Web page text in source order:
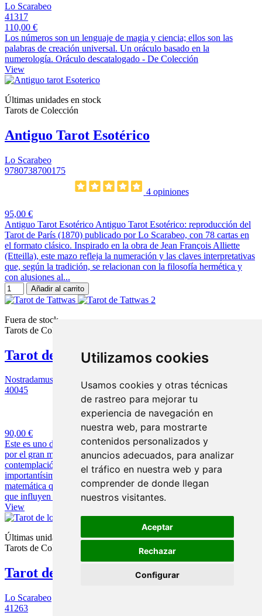
Utilizamos cookies
Usamos cookies y otras técnicas
de rastreo para mejorar tu
experiencia de navegación en
nuestra web, para mostrarte
contenidos personalizados y
anuncios adecuados, para analizar
el tráfico en nuestra web y para
comprender de donde llegan
nuestros visitantes.
Aceptar
Rechazar
Configurar
Lo Scarabeo
41317
110,00 €
Los números son un lenguaje de magia y ciencia; ellos son las
palabras de creación universal. Un oráculo basado en la
numerología. Oráculo descatalogado - De Colección
View
Últimas unidades en stock
Tarots de Colección
Antiguo Tarot Esotérico
Lo Scarabeo
9780738700175
4 opiniones
95,00 €
Antiguo Tarot Esotérico Antiguo Tarot Esotérico: reproducción del
Tarot de París (1870) publicado por Lo Scarabeo, con 78 cartas en
el formato clásico. Inspirado en la obra de Jean François Alliette
(Etteilla), este mazo refleja la numeración y las claves interpretativas
que, según la tradición, se relacionan con la filosofía hermética y
con alusiones al...
Añadir al carrito
Fuera de stock
Tarots de Colección
Tarot de Tattwas
Nostradamus
40045
1 opinión
90,00 €
Este es uno de los Tarots mas originales que existen, pienso. Creado
por el gran maestro, José Antonio Portela. Es un tarot para
contemplación, meditación, sanación y adivinación. Una
importantísima particularidad de los Tattwas, es la relación
matemática que tienen con los ritmos, y ciclos del tiempo, sobre el
que influyen de forma decisiva.
View
Últimas unidades en stock
Tarots de Colección
Tarot de los Dragones
Lo Scarabeo
41263